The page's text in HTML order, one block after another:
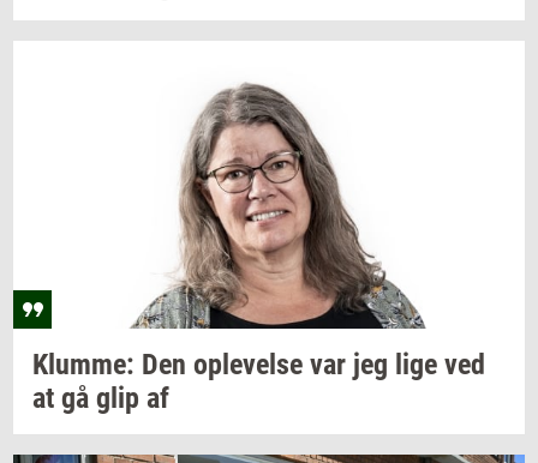
Klum­me: Den op­le­vel­se var jeg lige ved
at gå glip af